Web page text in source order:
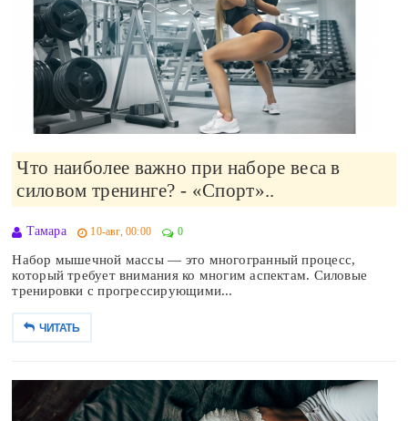
Что наиболее важно при наборе веса в
силовом тренинге? - «Спорт»..
Тамара 10-авг, 00:00 0
Набор мышечной массы — это многогранный процесс,
который требует внимания ко многим аспектам. Силовые
тренировки с прогрессирующими...
ЧИТАТЬ